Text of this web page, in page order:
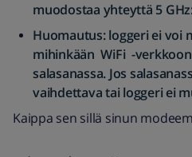
muodostaa yhteyttä 5
Huomautus: loggeri ei voi
mihinkään WiFi -
salasanassa. Jos
vaihdettava tai loggeri ei
Kaippa sen sillä sinun